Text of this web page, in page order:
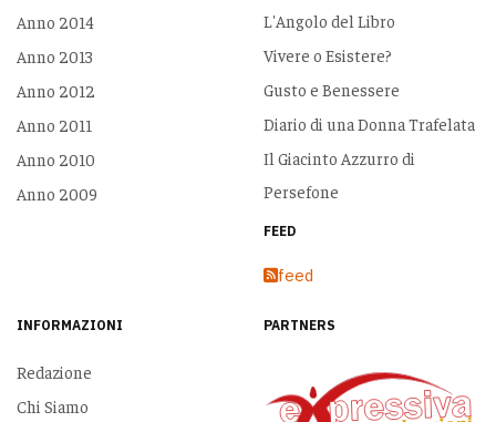
Anno 2014
Anno 2013
Anno 2012
Anno 2011
Anno 2010
Anno 2009
L'Angolo del Libro
Vivere o Esistere?
Gusto e Benessere
Diario di una Donna Trafelata
Il Giacinto Azzurro di
Persefone
FEED
feed
INFORMAZIONI
Redazione
Chi Siamo
PARTNERS